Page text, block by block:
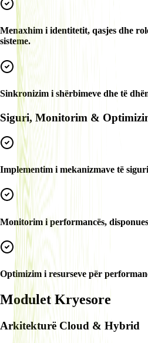
Menaxhim i identitetit, qasjes dhe
sisteme.
Sinkronizim i shërbimeve dhe të
Siguri, Monitorim &
Implementim i mekanizmave të
Monitorim i performancës,
Optimizim i resurseve për
Modulet Kryesore
Arkitekturë Cloud & Hybrid